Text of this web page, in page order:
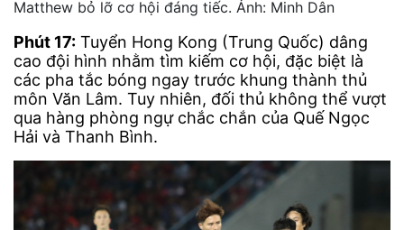
Matthew bỏ lỡ cơ hội đáng tiếc. Ảnh: Minh Dân
Phút 17: Tuyển Hong Kong (Trung Quốc) dâng
cao đội hình nhằm tìm kiếm cơ hội, đặc biệt là
các pha tắc bóng ngay trước khung thành thủ
môn Văn Lâm. Tuy nhiên, đối thủ không thể vượt
qua hàng phòng ngự chắc chắn của Quế Ngọc
Hải và Thanh Bình.